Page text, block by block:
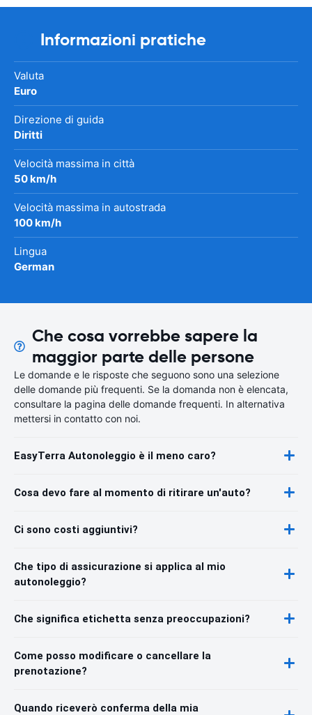
Informazioni pratiche
Valuta
Euro
Direzione di guida
Diritti
Velocità massima in città
50 km/h
Velocità massima in autostrada
100 km/h
Lingua
German
Che cosa vorrebbe sapere la
maggior parte delle persone
Le domande e le risposte che seguono sono una selezione
delle domande più frequenti. Se la domanda non è elencata,
consultare la pagina delle domande frequenti. In alternativa
mettersi in contatto con noi.
EasyTerra Autonoleggio è il meno caro?
Cosa devo fare al momento di ritirare un'auto?
Ci sono costi aggiuntivi?
Che tipo di assicurazione si applica al mio
autonoleggio?
Che significa etichetta senza preoccupazioni?
Come posso modificare o cancellare la
prenotazione?
Quando riceverò conferma della mia